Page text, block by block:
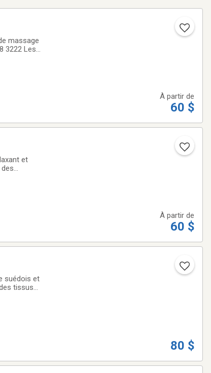
massage
3222 Les
À partir de
60 $
et
À partir de
60 $
suédois et
tissus
80 $